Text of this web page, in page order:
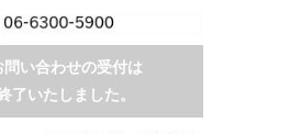
問い合わせの受付は
了いたしました。